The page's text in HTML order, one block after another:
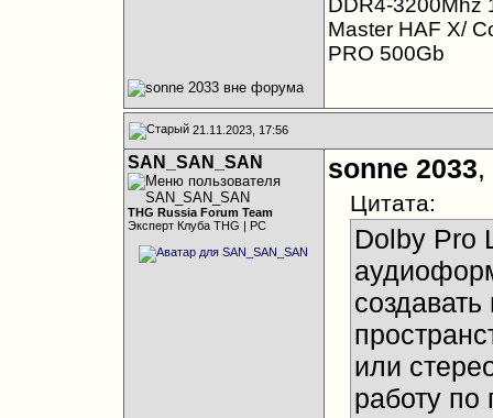
DDR4-3200Mhz
Master HAF X/
PRO 500Gb
21.11.2023, 17:56
SAN_SAN_SAN
THG Russia Forum Team
Эксперт Клуба THG | PC
sonne 2033,
Цитата:
Dolby Pro
или
работу по